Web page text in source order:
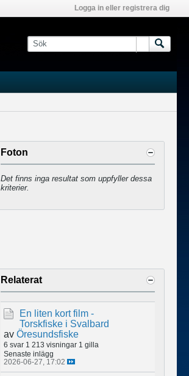
Logga in eller registrera dig
Foton
Det finns inga resultat som uppfyller dessa
kriterier.
Relaterat
En liten kort film -
Torskfiske i Svalbard
av Öresundsfiske
6 svar 1 213 visningar 1 gilla
Senaste inlägg
2026-06-27, 17:02